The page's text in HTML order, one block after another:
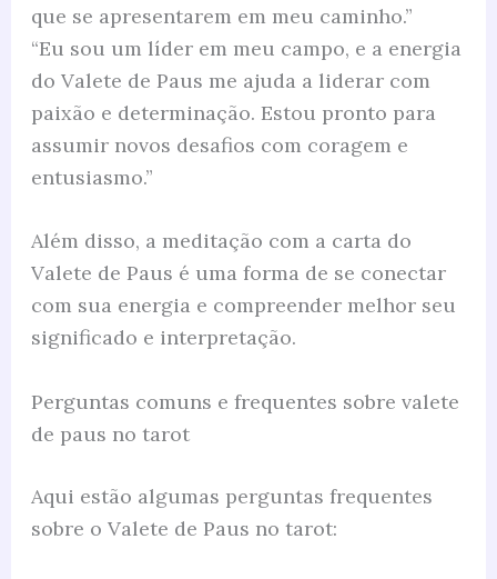
que se apresentarem em meu caminho.”
“Eu sou um líder em meu campo, e a energia
do Valete de Paus me ajuda a liderar com
paixão e determinação. Estou pronto para
assumir novos desafios com coragem e
entusiasmo.”
Além disso, a meditação com a carta do
Valete de Paus é uma forma de se conectar
com sua energia e compreender melhor seu
significado e interpretação.
Perguntas comuns e frequentes sobre valete
de paus no tarot
Aqui estão algumas perguntas frequentes
sobre o Valete de Paus no tarot: